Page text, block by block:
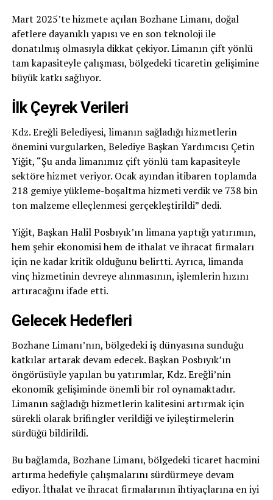
Mart 2025’te hizmete açılan Bozhane Limanı, doğal
afetlere dayanıklı yapısı ve en son teknoloji ile
donatılmış olmasıyla dikkat çekiyor. Limanın çift yönlü
tam kapasiteyle çalışması, bölgedeki ticaretin gelişimine
büyük katkı sağlıyor.
İlk Çeyrek Verileri
Kdz. Ereğli Belediyesi, limanın sağladığı hizmetlerin
önemini vurgularken, Belediye Başkan Yardımcısı Çetin
Yiğit, “Şu anda limanımız çift yönlü tam kapasiteyle
sektöre hizmet veriyor. Ocak ayından itibaren toplamda
218 gemiye yükleme-boşaltma hizmeti verdik ve 738 bin
ton malzeme elleçlenmesi gerçekleştirildi” dedi.
Yiğit, Başkan Halil Posbıyık’ın limana yaptığı yatırımın,
hem şehir ekonomisi hem de ithalat ve ihracat firmaları
için ne kadar kritik olduğunu belirtti. Ayrıca, limanda
vinç hizmetinin devreye alınmasının, işlemlerin hızını
artıracağını ifade etti.
Gelecek Hedefleri
Bozhane Limanı’nın, bölgedeki iş dünyasına sunduğu
katkılar artarak devam edecek. Başkan Posbıyık’ın
öngörüsüyle yapılan bu yatırımlar, Kdz. Ereğli’nin
ekonomik gelişiminde önemli bir rol oynamaktadır.
Limanın sağladığı hizmetlerin kalitesini artırmak için
sürekli olarak brifingler verildiği ve iyileştirmelerin
sürdüğü bildirildi.
Bu bağlamda, Bozhane Limanı, bölgedeki ticaret hacmini
artırma hedefiyle çalışmalarını sürdürmeye devam
ediyor. İthalat ve ihracat firmalarının ihtiyaçlarına en iyi